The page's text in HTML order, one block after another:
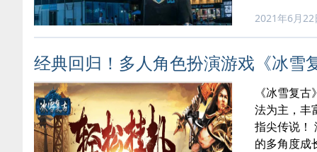
2021年6月22
经典回归！多人角色扮演游戏《冰雪
《冰雪复
法为主，丰
指尖传说！
的多角度成